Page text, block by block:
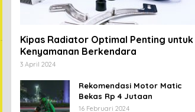
Kipas Radiator Optimal Penting untuk
Kenyamanan Berkendara
3 April 2024
Rekomendasi Motor Matic
Bekas Rp 4 Jutaan
16 Februari 2024